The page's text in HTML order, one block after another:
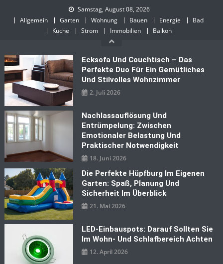
Samstag, August 08, 2026
Allgemein
Garten Wohnung Bauen Energie
Bad
Küche
Strom Immobilien Balkon
Ecksofa Und Couchtisch – Das
Perfekte Duo Für Ein Gemütliches
Und Stilvolles Wohnzimmer
2. Juli 2026
Nachlassauflösung Und
Entrümpelung: Zwischen
Emotionaler Belastung Und
Praktischer Notwendigkeit
18. Juni 2026
Die Perfekte Hüpfburg Im Eigenen
Garten: Spaß, Planung Und
Sicherheit Im Überblick
21. Mai 2026
LED‑Einbauspots: Darauf Sollten Sie
Im Wohn- Und Schlafbereich Achten
12. April 2026